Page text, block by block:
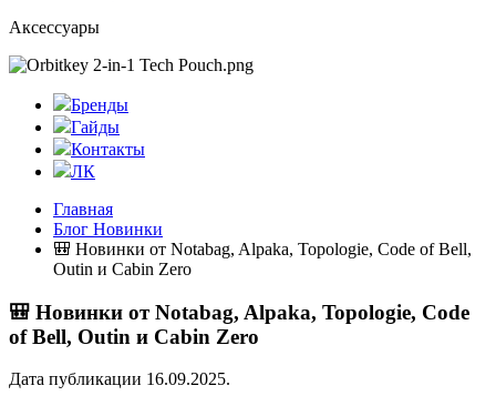
Аксессуары
Бренды
Гайды
Контакты
ЛК
Главная
Блог Новинки
🎒 Новинки от Notabag, Alpaka, Topologie, Code of Bell,
Outin и Cabin Zero
🎒 Новинки от Notabag, Alpaka, Topologie, Code
of Bell, Outin и Cabin Zero
Дата публикации 16.09.2025.